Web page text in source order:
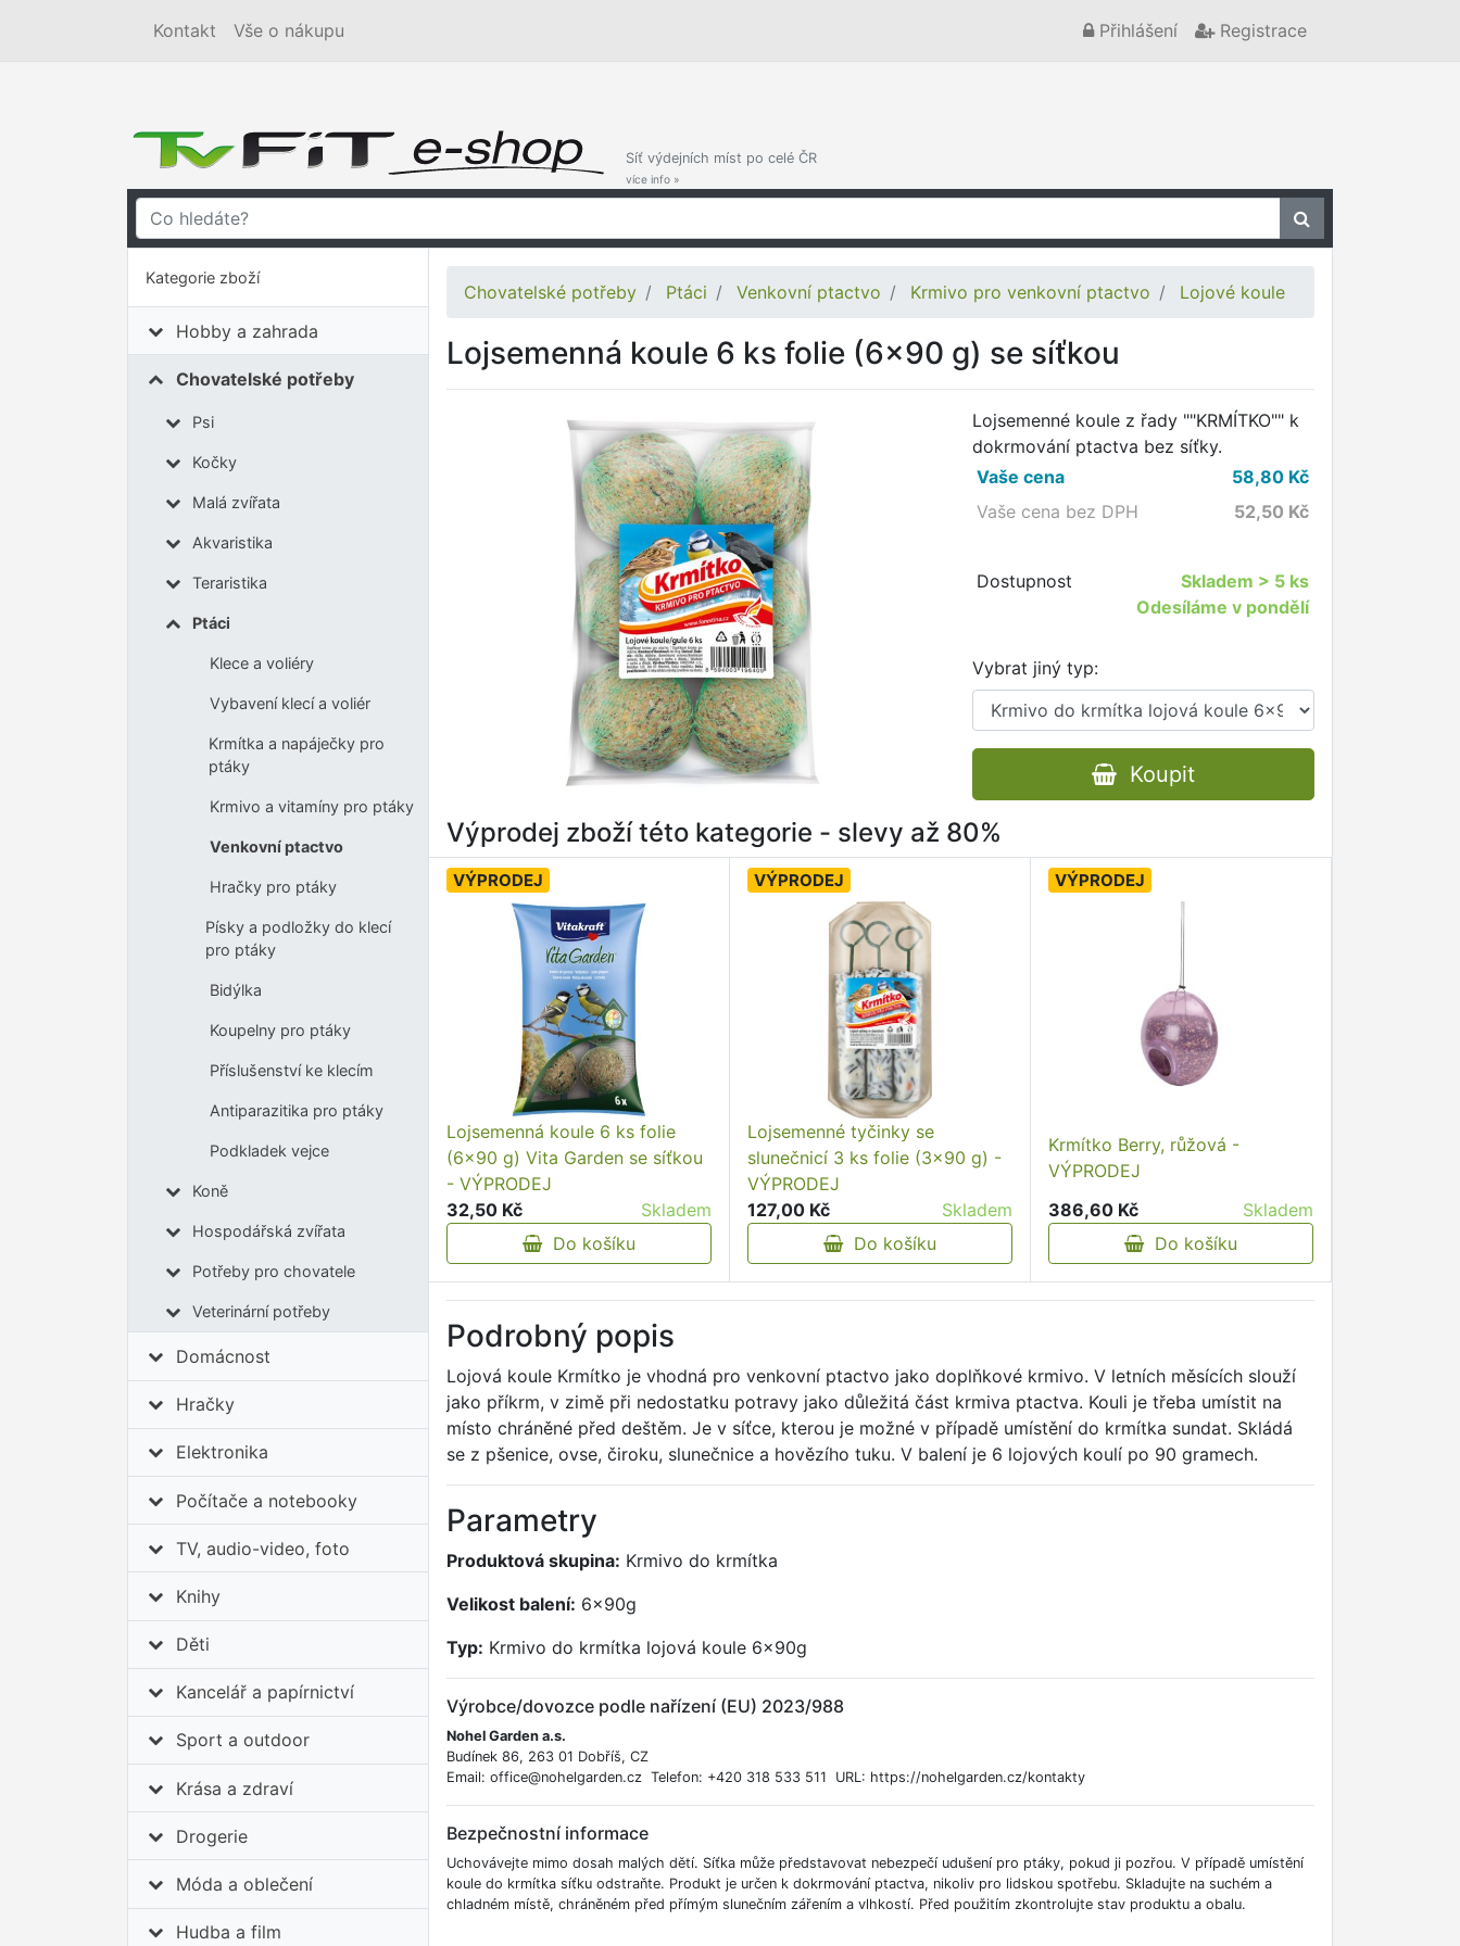
Kontakt Vše o nákupu Přihlášení Registrace
Síť výdejních míst po celé ČR
více info »
Kategorie zboží
Hobby a zahrada
Chovatelské potřeby
Psi
Kočky
Malá zvířata
Akvaristika
Teraristika
Ptáci
Klece a voliéry
Vybavení klecí a voliér
Krmítka a napáječky pro
ptáky
Krmivo a vitamíny pro ptáky
Venkovní ptactvo
Hračky pro ptáky
Písky a podložky do klecí
pro ptáky
Bidýlka
Koupelny pro ptáky
Příslušenství ke klecím
Antiparazitika pro ptáky
Podkladek vejce
Koně
Hospodářská zvířata
Potřeby pro chovatele
Veterinární potřeby
Domácnost
Hračky
Elektronika
Počítače a notebooky
TV, audio-video, foto
Knihy
Děti
Kancelář a papírnictví
Sport a outdoor
Krása a zdraví
Drogerie
Móda a oblečení
Hudba a film
Chovatelské potřeby Ptáci Venkovní ptactvo Krmivo pro venkovní ptactvo Lojové koule
Lojsemenná koule 6 ks folie (6x90 g) se síťkou
Lojsemenné koule z řady ""KRMÍTKO"" k
dokrmování ptactva bez síťky.
Vaše cena
58,80Kč
Vaše cena bez DPH
52,50 Kč
Dostupnost Skladem > 5 ks
Odesíláme v pondělí
Vybrat jiný typ:
Koupit
Výprodej zboží této kategorie - slevy až 80%
VÝPRODEJ
Lojsemenná koule 6 ks folie
(6x90 g) Vita Garden se síťkou
- VÝPRODEJ
32,50 Kč
Skladem
Do košíku
VÝPRODEJ
Lojsemenné tyčinky se
slunečnicí 3 ks folie (3x90 g) -
VÝPRODEJ
127,00 Kč
Skladem
Do košíku
VÝPRODEJ
Krmítko Berry, růžová -
VÝPRODEJ
386,60 Kč
Skladem
Do košíku
Podrobný popis
Lojová koule Krmítko je vhodná pro venkovní ptactvo jako doplňkové krmivo. V letních měsících slouží
jako příkrm, v zimě při nedostatku potravy jako důležitá část krmiva ptactva. Kouli je třeba umístit na
místo chráněné před deštěm. Je v síťce, kterou je možné v případě umístění do krmítka sundat. Skládá
se z pšenice, ovse, čiroku, slunečnice a hovězího tuku. V balení je 6 lojových koulí po 90 gramech.
Parametry
Produktová skupina: Krmivo do krmítka
Velikost balení: 6x90g
Typ: Krmivo do krmítka lojová koule 6x90g
Výrobce/dovozce podle nařízení (EU) 2023/988
Nohel Garden a.s.
Budínek 86, 263 01 Dobříš, CZ
Email: office@nohelgarden.cz Telefon: +420 318 533 511 URL: https://nohelgarden.cz/kontakty
Bezpečnostní informace
Uchovávejte mimo dosah malých dětí. Síťka může představovat nebezpečí udušení pro ptáky, pokud ji pozřou. V případě umístění
koule do krmítka síťku odstraňte. Produkt je určen k dokrmování ptactva, nikoliv pro lidskou spotřebu. Skladujte na suchém a
chladném místě, chráněném před přímým slunečním zářením a vlhkostí. Před použitím zkontrolujte stav produktu a obalu.